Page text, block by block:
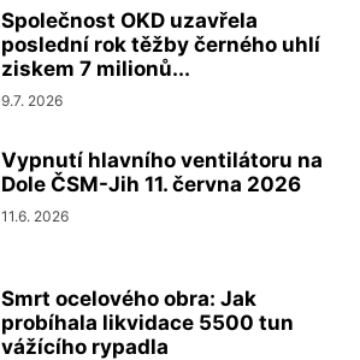
Společnost OKD uzavřela
poslední rok těžby černého uhlí
ziskem 7 milionů...
9.7. 2026
Vypnutí hlavního ventilátoru na
Dole ČSM-Jih 11. června 2026
11.6. 2026
Smrt ocelového obra: Jak
probíhala likvidace 5500 tun
vážícího rypadla